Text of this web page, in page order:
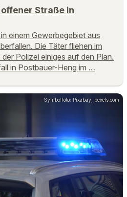
Straße in
einem Gewerbegebiet aus
Die Täter fliehen im
Polizei einiges auf den Plan.
in Postbauer-Heng im …
Symbolfoto: Pixabay, pexels.com